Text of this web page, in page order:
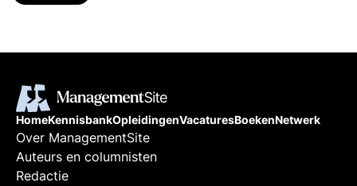
HomeKennisbankOpleidingenVacaturesBoekenNetwerk
Over ManagementSite
Auteurs en columnisten
Redactie